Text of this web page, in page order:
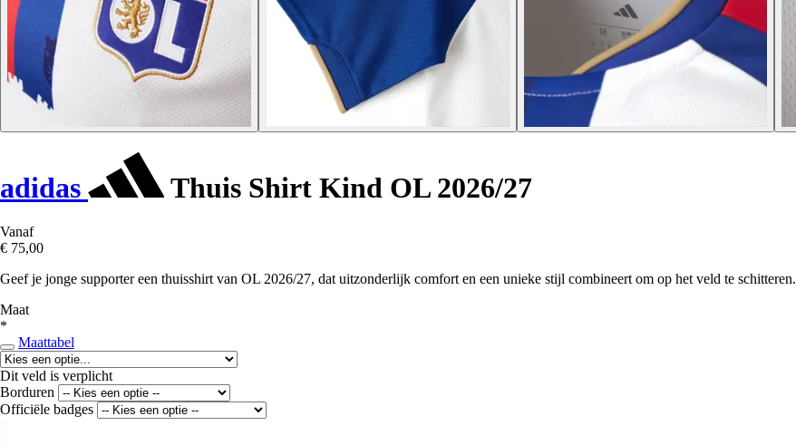
adidas Thuis Shirt Kind OL 2026/27
Vanaf
€ 75,00
Geef je jonge supporter een thuisshirt van OL 2026/27, dat uitzonderlijk comfort en een unieke stijl combineert om op het veld te schitteren.
Maat
*
Maattabel
Dit veld is verplicht
Borduren
Officiële badges